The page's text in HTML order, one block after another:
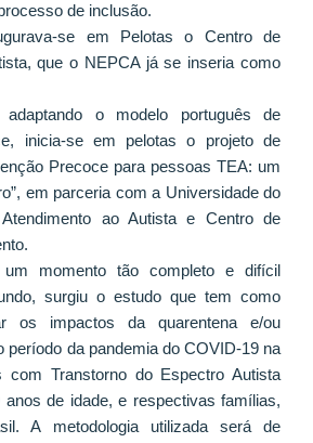
de inclusão.
se em Pelotas o Centro de
que o NEPCA já se inseria como
o modelo português de
inicia-se em pelotas o projeto de
Precoce para pessoas TEA: um
em parceria com a Universidade do
ao Autista e Centro de
momento tão completo e difícil
surgiu o estudo que tem como
os impactos da quarentena e/ou
período da pandemia do COVID-19 na
com Transtorno do Espectro Autista
de idade, e respectivas famílias,
A metodologia utilizada será de